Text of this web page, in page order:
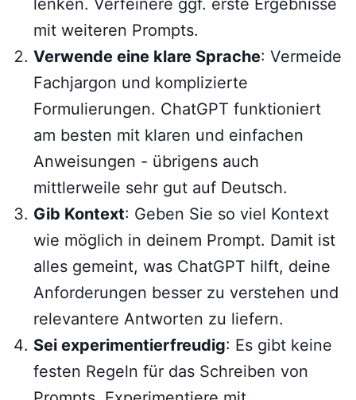
lenken. Verfeinere ggf. erste Ergebnisse
mit weiteren Prompts.
Verwende eine klare Sprache: Vermeide
Fachjargon und komplizierte
Formulierungen. ChatGPT funktioniert
am besten mit klaren und einfachen
Anweisungen - übrigens auch
mittlerweile sehr gut auf Deutsch.
Gib Kontext: Geben Sie so viel Kontext
wie möglich in deinem Prompt. Damit ist
alles gemeint, was ChatGPT hilft, deine
Anforderungen besser zu verstehen und
relevantere Antworten zu liefern.
Sei experimentierfreudig: Es gibt keine
festen Regeln für das Schreiben von